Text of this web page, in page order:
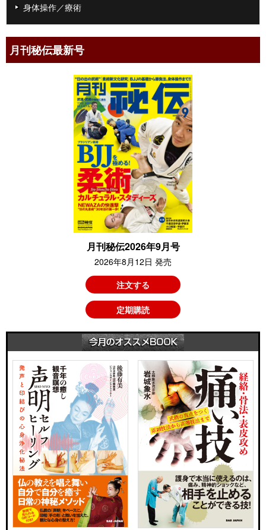
身体操作／療術
月刊秘伝最新号
月刊秘伝2026年9月号
2026年8月12日 発売
注文する
定期購読